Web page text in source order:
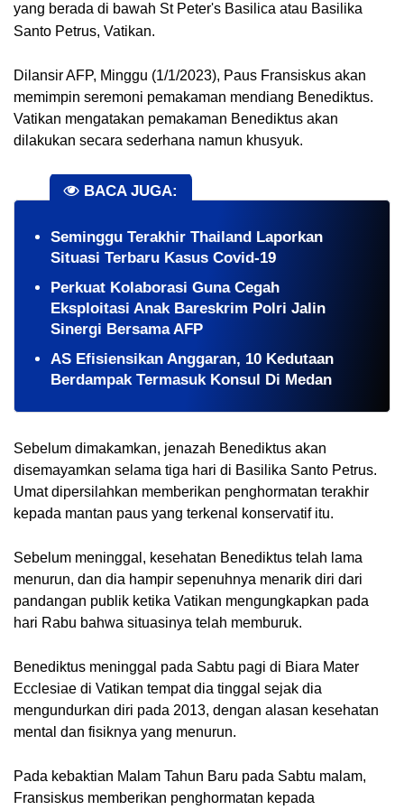
yang berada di bawah St Peter's Basilica atau Basilika
Santo Petrus, Vatikan.
Dilansir AFP, Minggu (1/1/2023), Paus Fransiskus akan
memimpin seremoni pemakaman mendiang Benediktus.
Vatikan mengatakan pemakaman Benediktus akan
dilakukan secara sederhana namun khusyuk.
BACA JUGA:
Seminggu Terakhir Thailand Laporkan
Situasi Terbaru Kasus Covid-19
Perkuat Kolaborasi Guna Cegah
Eksploitasi Anak Bareskrim Polri Jalin
Sinergi Bersama AFP
AS Efisiensikan Anggaran, 10 Kedutaan
Berdampak Termasuk Konsul Di Medan
Sebelum dimakamkan, jenazah Benediktus akan
disemayamkan selama tiga hari di Basilika Santo Petrus.
Umat dipersilahkan memberikan penghormatan terakhir
kepada mantan paus yang terkenal konservatif itu.
Sebelum meninggal, kesehatan Benediktus telah lama
menurun, dan dia hampir sepenuhnya menarik diri dari
pandangan publik ketika Vatikan mengungkapkan pada
hari Rabu bahwa situasinya telah memburuk.
Benediktus meninggal pada Sabtu pagi di Biara Mater
Ecclesiae di Vatikan tempat dia tinggal sejak dia
mengundurkan diri pada 2013, dengan alasan kesehatan
mental dan fisiknya yang menurun.
Pada kebaktian Malam Tahun Baru pada Sabtu malam,
Fransiskus memberikan penghormatan kepada